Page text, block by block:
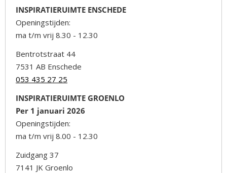
INSPIRATIERUIMTE ENSCHEDE
Openingstijden:
ma t/m vrij 8.30 - 12.30
Bentrotstraat 44
7531 AB Enschede
053 435 27 25
INSPIRATIERUIMTE GROENLO
Per 1 januari 2026
Openingstijden:
ma t/m vrij 8.00 - 12.30
Zuidgang 37
7141 JK Groenlo